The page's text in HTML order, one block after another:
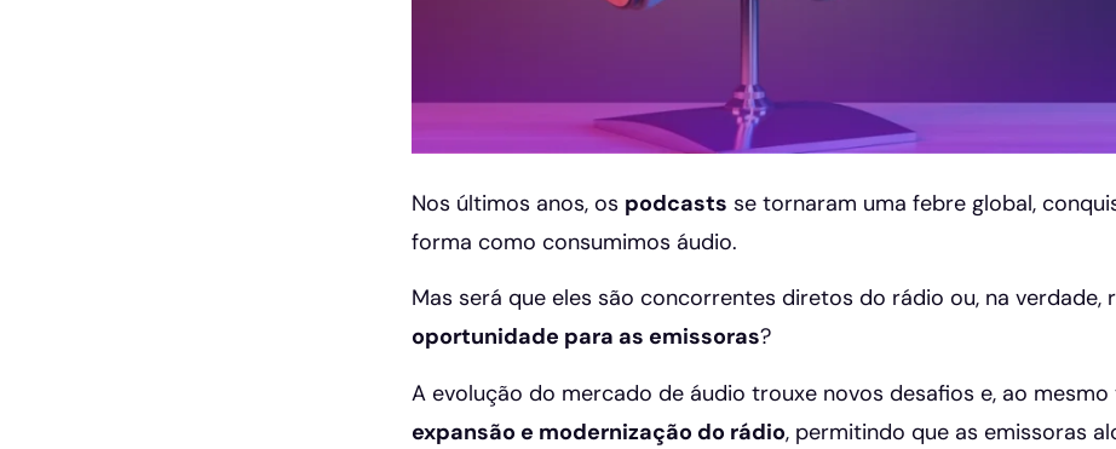
Nos últimos anos, os podcasts se tornaram uma febre global,
forma como consumimos áudio.
Mas será que eles são concorrentes diretos do rádio ou, na verdade,
oportunidade para as emissoras?
A evolução do mercado de áudio trouxe novos desafios e, ao
expansão e modernização do rádio, permitindo que as emissoras